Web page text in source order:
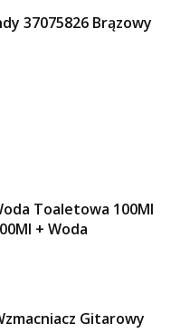
37075826 Brązowy
Toaletowa 100Ml
+ Woda
Gitarowy